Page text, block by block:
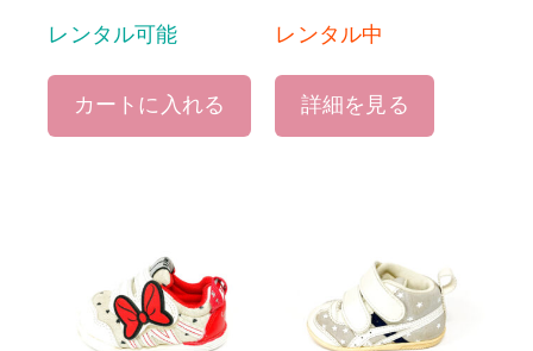
レンタル可能
カートに入れる
レンタル中
詳細を見る